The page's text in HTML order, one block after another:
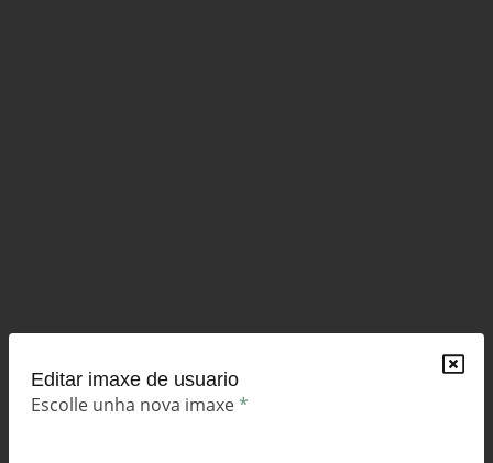
Editar imaxe de usuario
Escolle unha nova imaxe*